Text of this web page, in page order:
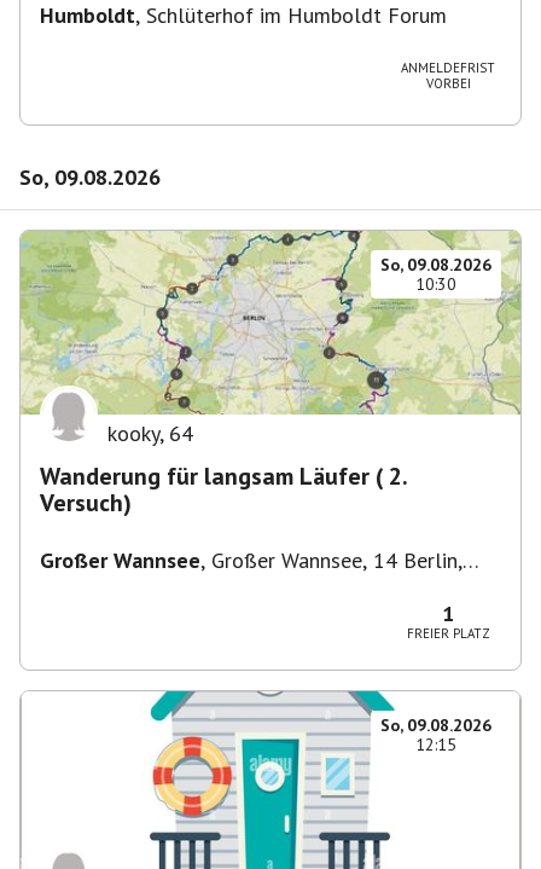
Humboldt, Schlüterhof im Humboldt Forum
ANMELDEFRIST
VORBEI
So, 09.08.2026
So, 09.08.2026
10:30
kooky, 64
Wanderung für langsam Läufer ( 2.
Versuch)
Großer Wannsee, Großer Wannsee, 14 Berlin,
1
FREIER PLATZ
So, 09.08.2026
12:15